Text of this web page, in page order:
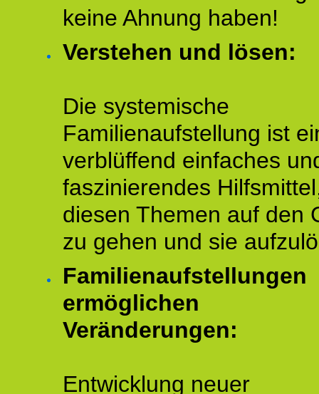
keine Ahnung haben!
Verstehen und lösen:
Die systemische
Familienaufstellung ist
verblüffend einfaches
faszinierendes
diesen Themen auf den
zu gehen und sie
Familienaufstellungen
ermöglichen
Veränderungen:
Entwicklung neuer